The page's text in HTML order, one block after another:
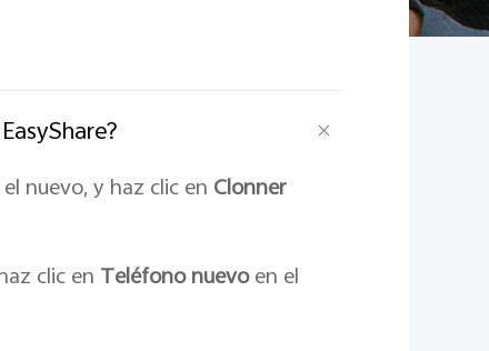
nuevo, y haz clic en Clonner
clic en Teléfono nuevoen el